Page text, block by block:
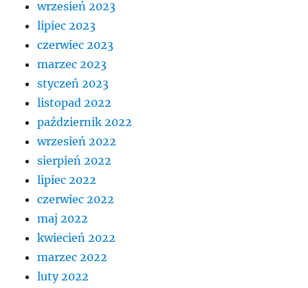
wrzesień 2023
lipiec 2023
czerwiec 2023
marzec 2023
styczeń 2023
listopad 2022
październik 2022
wrzesień 2022
sierpień 2022
lipiec 2022
czerwiec 2022
maj 2022
kwiecień 2022
marzec 2022
luty 2022